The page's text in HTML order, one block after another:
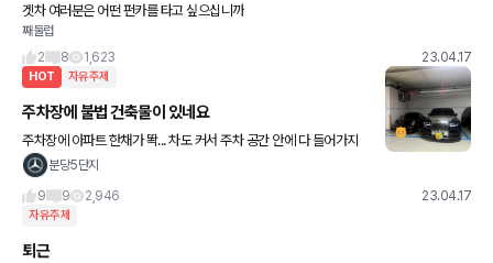
겟차 여러분은 어떤 펀카를 타고 싶으십니까
째둘럽
2
8 1,623 23.04.17
HOT 자유주제
주차장에 불법 건축물이 있네요
주차장에 아파트 한채가 똭... 차도 커서 주차 공간 안에 다 들어가지
도 않더라고요
분당5단지
9
9 2,946 23.04.17
자유주제
퇴근